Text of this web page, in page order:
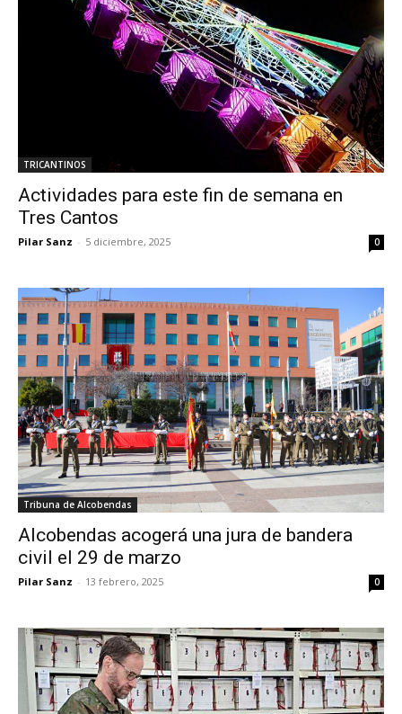
TRICANTINOS
Actividades para este fin de semana en
Tres Cantos
Pilar Sanz - 5 diciembre, 2025 0
Tribuna de Alcobendas
Alcobendas acogerá una jura de bandera
civil el 29 de marzo
Pilar Sanz - 13 febrero, 2025 0